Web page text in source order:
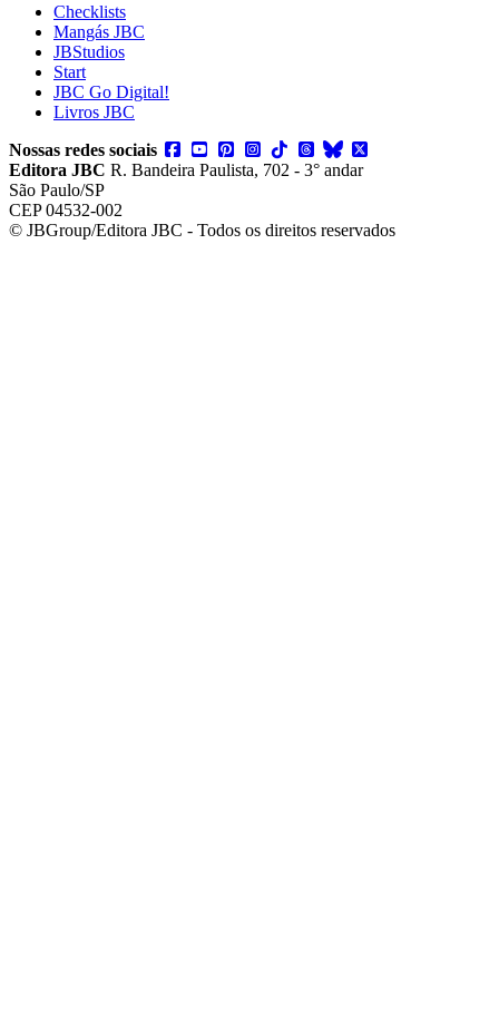
Checklists
Mangás JBC
JBStudios
Start
JBC Go Digital!
Livros JBC
Nossas redes sociais
Editora JBC R. Bandeira Paulista, 702 - 3° andar
São Paulo/SP
CEP 04532-002
© JBGroup/Editora JBC - Todos os direitos reservados